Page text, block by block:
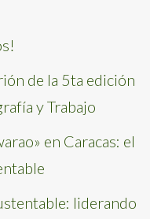
de la 5ta edición
y Trabajo
en Caracas: el
liderando